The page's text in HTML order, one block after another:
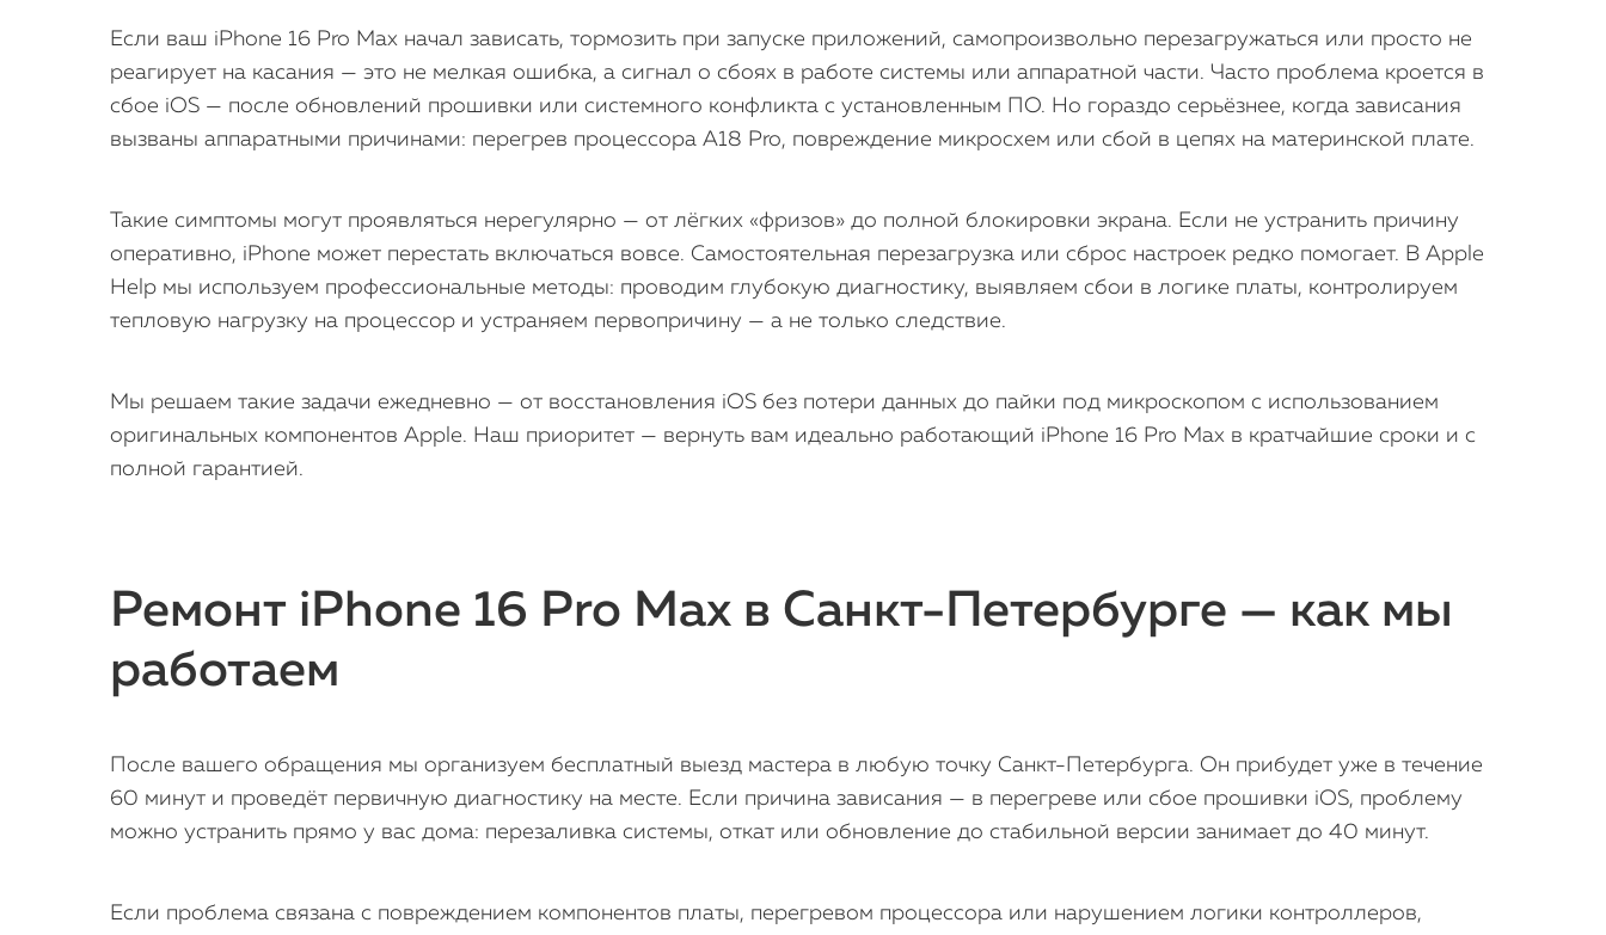
Если ваш iPhone 16 Pro Max начал зависать, тормозить при запуске приложений, самопроизвольно перезагружаться или просто не
реагирует на касания — это не мелкая ошибка, а сигнал о сбоях в работе системы или аппаратной части. Часто проблема кроется в
сбое iOS — после обновлений прошивки или системного конфликта с установленным ПО. Но гораздо серьёзнее, когда зависания
вызваны аппаратными причинами: перегрев процессора A18 Pro, повреждение микросхем или сбой в цепях на материнской плате.
Такие симптомы могут проявляться нерегулярно — от лёгких «фризов» до полной блокировки экрана. Если не устранить причину
оперативно, iPhone может перестать включаться вовсе. Самостоятельная перезагрузка или сброс настроек редко помогает. В Apple
Help мы используем профессиональные методы: проводим глубокую диагностику, выявляем сбои в логике платы, контролируем
тепловую нагрузку на процессор и устраняем первопричину — а не только следствие.
Мы решаем такие задачи ежедневно — от восстановления iOS без потери данных до пайки под микроскопом с использованием
оригинальных компонентов Apple. Наш приоритет — вернуть вам идеально работающий iPhone 16 Pro Max в кратчайшие сроки и с
полной гарантией.
Ремонт iPhone 16 Pro Max в Санкт-Петербурге — как мы
работаем
После вашего обращения мы организуем бесплатный выезд мастера в любую точку Санкт-Петербурга. Он прибудет уже в течение
60 минут и проведёт первичную диагностику на месте. Если причина зависания — в перегреве или сбое прошивки iOS, проблему
можно устранить прямо у вас дома: перезаливка системы, откат или обновление до стабильной версии занимает до 40 минут.
Если проблема связана с повреждением компонентов платы, перегревом процессора или нарушением логики контроллеров,